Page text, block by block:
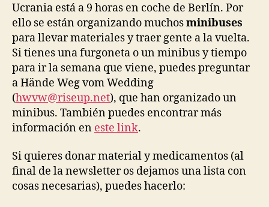
Ucrania está a 9 horas en coche de Berlín. Por
ello se están organizando muchosminibuses
para llevar materiales y traer gente a la vuelta.
Si tienes una furgoneta o un minibus y tiempo
para ir la semana que viene, puedes preguntar
a Hände Weg vom Wedding
(hwvw@riseup.net), que han organizado un
minibus. También puedes encontrar más
información en este link.
Si quieres donar material y medicamentos (al
final de la newsletter os dejamos una lista con
cosas necesarias), puedes hacerlo: